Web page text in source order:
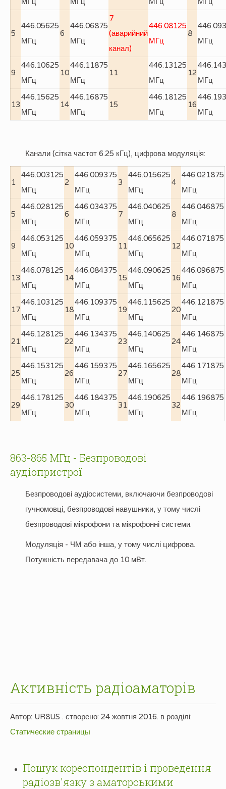
5
446.05625
МГц
6
446.06875
МГц
7
(аварийний
канал)
446.08125
МГц
8
МГц
9
446.10625
МГц
10
446.11875
МГц
11
446.13125
МГц
12
МГц
13
446.15625
МГц
14
446.16875
МГц
15
446.18125
МГц
16
МГц
Канали (сітка частот 6.25 кГц), цифрова модуляція:
1
446.003125
МГц
2
446.009375
МГц
3
446.015625
МГц
4
446.021875
МГц
5
446.028125
МГц
6
446.034375
МГц
7
446.040625
МГц
8
446.046875
МГц
9
446.053125
МГц
10
446.059375
МГц
11
446.065625
МГц
12
446.071875
МГц
13
446.078125
МГц
14
446.084375
МГц
15
446.090625
МГц
16
446.096875
МГц
17
446.103125
МГц
18
446.109375
МГц
19
446.115625
МГц
20
446.121875
МГц
21
446.128125
МГц
22
446.134375
МГц
23
446.140625
МГц
24
446.146875
МГц
25
446.153125
МГц
26
446.159375
МГц
27
446.165625
МГц
28
446.171875
МГц
29
446.178125
МГц
30
446.184375
МГц
31
446.190625
МГц
32
446.196875
МГц
863-865 МГц - Безпроводові
аудіопристрої
Безпроводові аудіосистеми, включаючи безпроводові
гучномовці, безпроводові навушники, у тому числі
безпроводові мікрофони та мікрофонні системи.
Модуляція - ЧМ або інша, у тому числі цифрова.
Потужність передавача до 10 мВт.
Активність радіоаматорів
Автор: UR8US . створено: 24 жовтня 2016. в розділі:
Статические страницы
Пошук кореспондентів і проведення
радіозв'язку з аматорськими